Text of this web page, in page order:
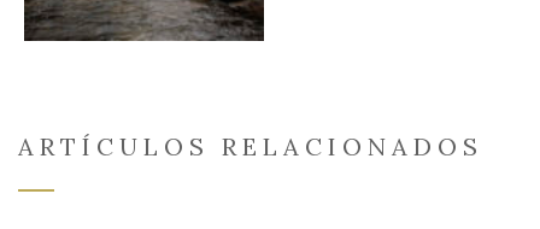
ARTÍCULOS RELACIONADOS